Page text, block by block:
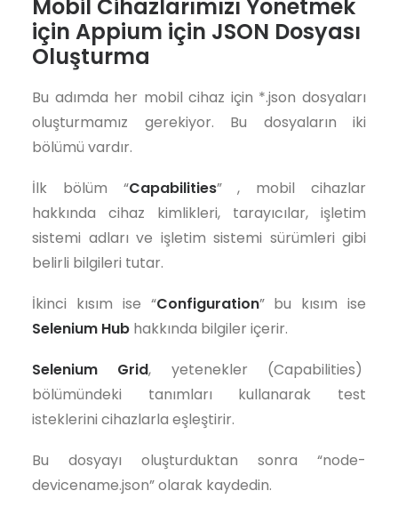
Mobil Cihazlarımızı Yönetmek
için Appium için JSON Dosyası
Oluşturma
Bu adımda her mobil cihaz için *.json dosyaları
oluşturmamız gerekiyor. Bu dosyaların iki
bölümü vardır.
İlk bölüm “Capabilities” , mobil cihazlar
hakkında cihaz kimlikleri, tarayıcılar, işletim
sistemi adları ve işletim sistemi sürümleri gibi
belirli bilgileri tutar.
İkinci kısım ise “Configuration” bu kısım ise
Selenium Hub hakkında bilgiler içerir.
Selenium Grid, yetenekler (Capabilities)
bölümündeki tanımları kullanarak test
isteklerini cihazlarla eşleştirir.
Bu dosyayı oluşturduktan sonra “node-
devicename.json” olarak kaydedin.